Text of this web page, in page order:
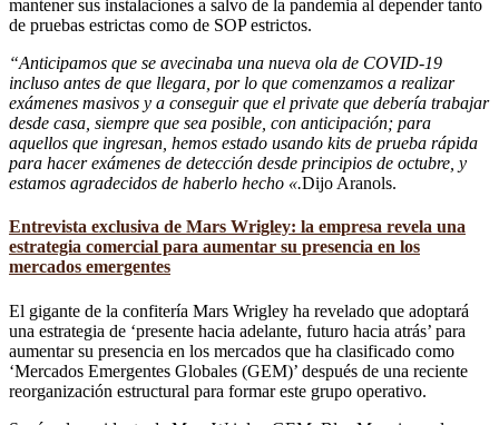
mantener sus instalaciones a salvo de la pandemia al depender tanto
de pruebas estrictas como de SOP estrictos.
“Anticipamos que se avecinaba una nueva ola de COVID-19
incluso antes de que llegara, por lo que comenzamos a realizar
exámenes masivos y a conseguir que el private que debería trabajar
desde casa, siempre que sea posible, con anticipación; para
aquellos que ingresan, hemos estado usando kits de prueba rápida
para hacer exámenes de detección desde principios de octubre, y
estamos agradecidos de haberlo hecho «.Dijo Aranols.
Entrevista exclusiva de Mars Wrigley: la empresa revela una
estrategia comercial para aumentar su presencia en los
mercados emergentes
El gigante de la confitería Mars Wrigley ha revelado que adoptará
una estrategia de ‘presente hacia adelante, futuro hacia atrás’ para
aumentar su presencia en los mercados que ha clasificado como
‘Mercados Emergentes Globales (GEM)’ después de una reciente
reorganización estructural para formar este grupo operativo.